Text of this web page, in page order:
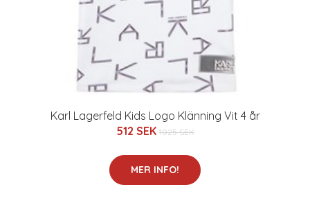
Karl Lagerfeld Kids Logo Klänning Vit 4 år
512 SEK 1025 SEK
MER INFO!